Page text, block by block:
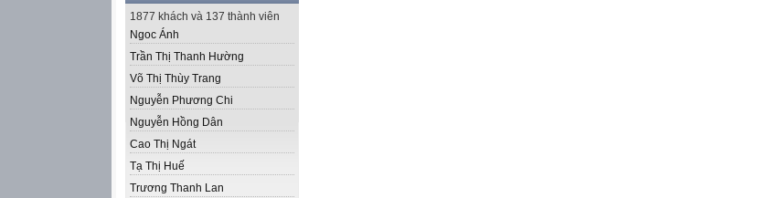
1877 khách và 137 thành viên
Ngoc Ánh
Trần Thị Thanh Hường
Võ Thị Thùy Trang
Nguyễn Phương Chi
Nguyễn Hồng Dân
Cao Thị Ngát
Tạ Thị Huế
Trương Thanh Lan